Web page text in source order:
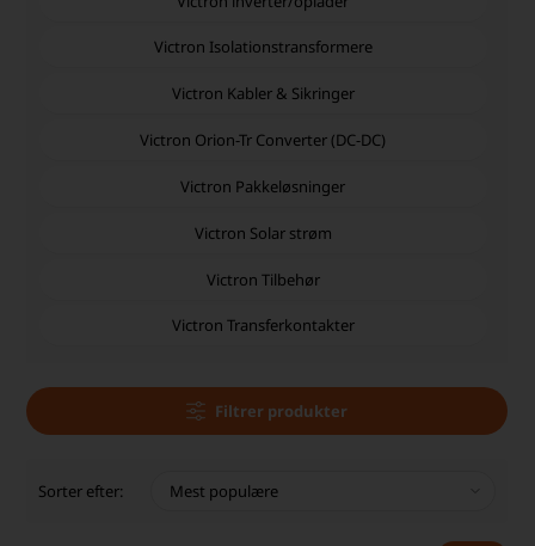
Victron Isolationstransformere
Victron Kabler & Sikringer
Victron Orion-Tr Converter (DC-DC)
Victron Pakkeløsninger
Victron Solar strøm
Victron Tilbehør
Victron Transferkontakter
Filtrer produkter
Sorter efter: